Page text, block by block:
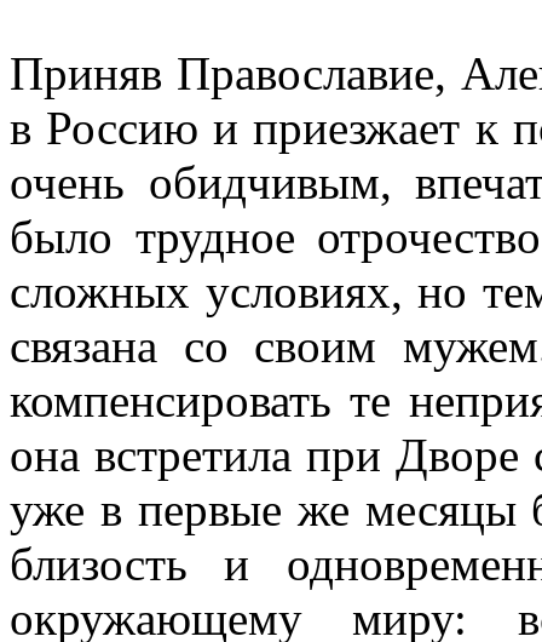
Приняв Православие,
в Россию и приезжает к
очень обидчивым,
было трудное
сложных условиях, но
связана со своим
компенсировать те
она встретила при
уже в первые же месяцы
близость и
окружающему миру: